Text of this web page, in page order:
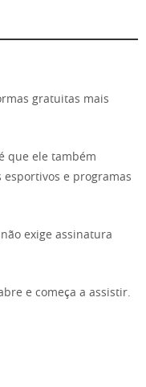
gratuitas mais
que ele também
esportivos e programas
exige assinatura
e começa a assistir.